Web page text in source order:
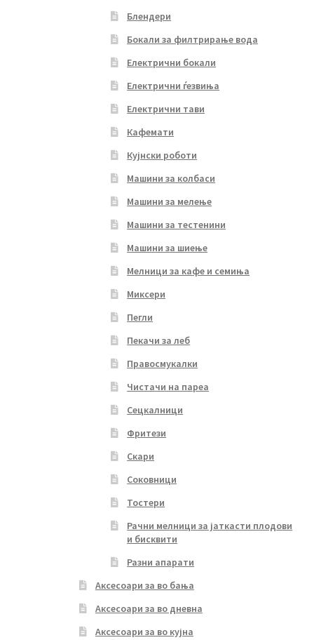
Блендери
Бокали за филтрирање вода
Електрични бокали
Електрични ѓезвиња
Електрични тави
Кафемати
Кујнски роботи
Машини за колбаси
Машини за мелење
Машини за тестенини
Машини за шиење
Мелници за кафе и семиња
Миксери
Пегли
Пекачи за леб
Правосмукалки
Чистачи на пареа
Сецкалници
Фритези
Скари
Соковници
Тостери
Рачни мелници за јаткасти плодови
и бисквити
Разни апарати
Аксесоари за во бања
Аксесоари за во дневна
Аксесоари за во кујна